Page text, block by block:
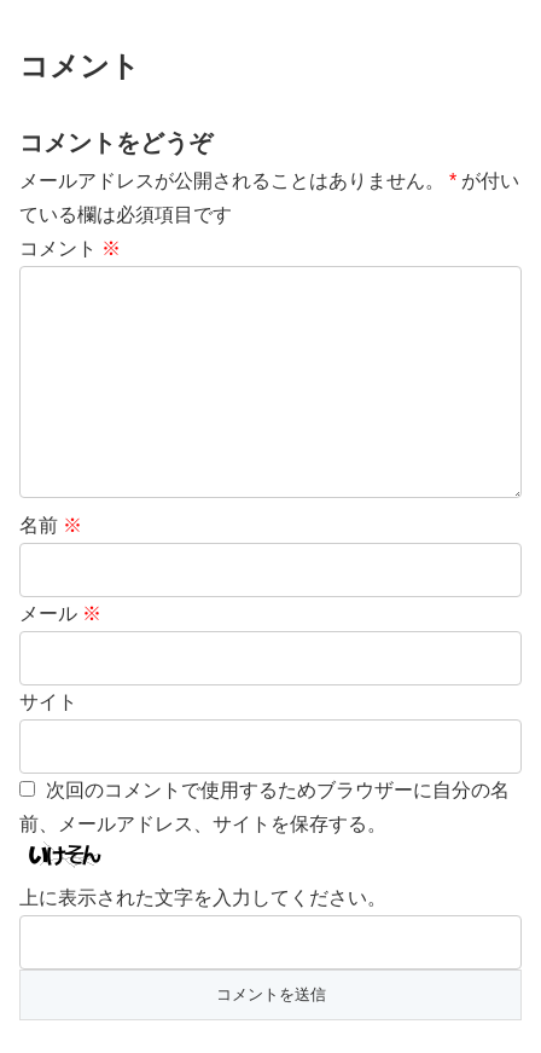
コメント
コメントをどうぞ
メールアドレスが公開されることはありません。 * が付い
ている欄は必須項目です
コメント ※
名前 ※
メール ※
サイト
次回のコメントで使用するためブラウザーに自分の名
前、メールアドレス、サイトを保存する。
上に表示された文字を入力してください。